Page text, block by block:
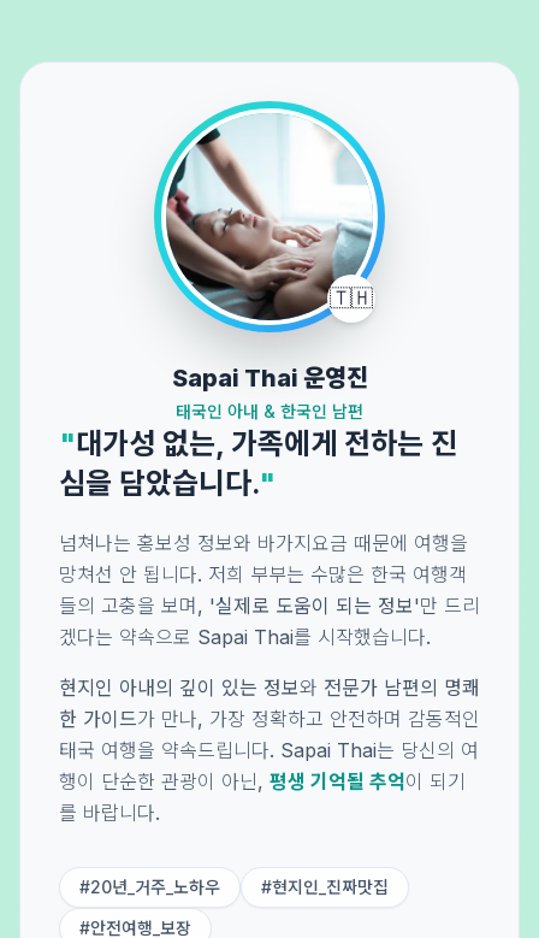
🇹🇭
Sapai Thai 운영진
태국인 아내 & 한국인 남편
"대가성 없는, 가족에게 전하는 진
심을 담았습니다."
넘쳐나는 홍보성 정보와 바가지요금 때문에 여행을
망쳐선 안 됩니다. 저희 부부는 수많은 한국 여행객
들의 고충을 보며, '실제로 도움이 되는 정보'만 드리
겠다는 약속으로 Sapai Thai를 시작했습니다.
현지인 아내의 깊이 있는 정보와 전문가 남편의 명쾌
한 가이드가 만나, 가장 정확하고 안전하며 감동적인
태국 여행을 약속드립니다. Sapai Thai는 당신의 여
행이 단순한 관광이 아닌, 평생 기억될 추억이 되기
를 바랍니다.
#20년_거주_노하우
#현지인_진짜맛집
#안전여행_보장